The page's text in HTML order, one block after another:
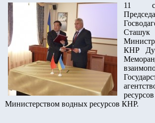
11
КНР
Министерством водных ресурсов КНР.